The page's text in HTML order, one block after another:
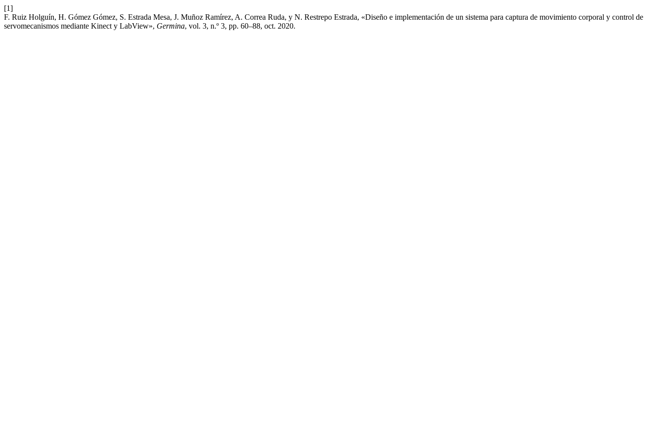
[1]
F. Ruiz Holguín, H. Gómez Gómez, S. Estrada Mesa, J. Muñoz Ramírez, A. Correa Ruda, y N. Restrepo Estrada, «Diseño e implementación de un sistema para captura de movimiento corporal y control de
servomecanismos mediante Kinect y LabView», Germina, vol. 3, n.º 3, pp. 60–88, oct. 2020.